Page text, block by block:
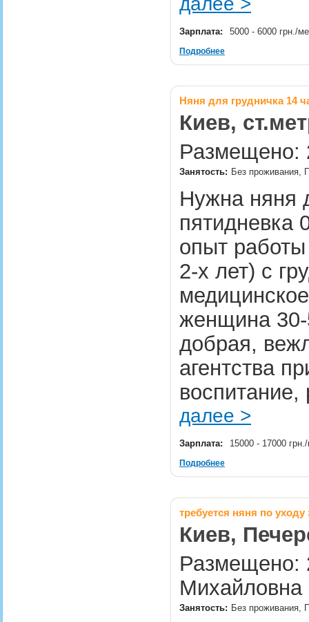
Зарплата: 5000 - 6000 грн./
Подробнее
Няня для грудничка 14
Киев,
Размещено:
Занятость: Без проживания,
Нужна няня
пятидневка
опыт
2-х лет) с
женщина 30-
добрая,
агентства
далее >
Зарплата: 15000 - 17000
Подробнее
требуется няня по
Киев,
Размещено:
Михайловна
Занятость: Без проживания,